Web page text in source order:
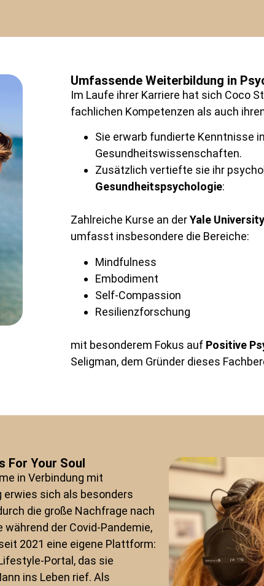
Umfassende Weiterbildung in
Im Laufe ihrer Karriere hat sich Coco
fachlichen Kompetenzen als auch
Sie erwarb fundierte Kenntnisse
Gesundheitswissenschaften.
Zusätzlich vertiefte sie ihr
Gesundheitspsychologie:
Zahlreiche Kurse an derYale University
umfasst insbesondere die Bereiche:
Mindfulness
Embodiment
Self-Compassion
Resilienzforschung
mit besonderem Fokus auf Positive
Seligman, dem Gründer dieses
For Your Soul
in Verbindung mit
sich als besonders
die große Nachfrage nach
während der Covid-Pandemie,
2021 eine eigene Plattform:
Portal, das sie
ins Leben rief. Als